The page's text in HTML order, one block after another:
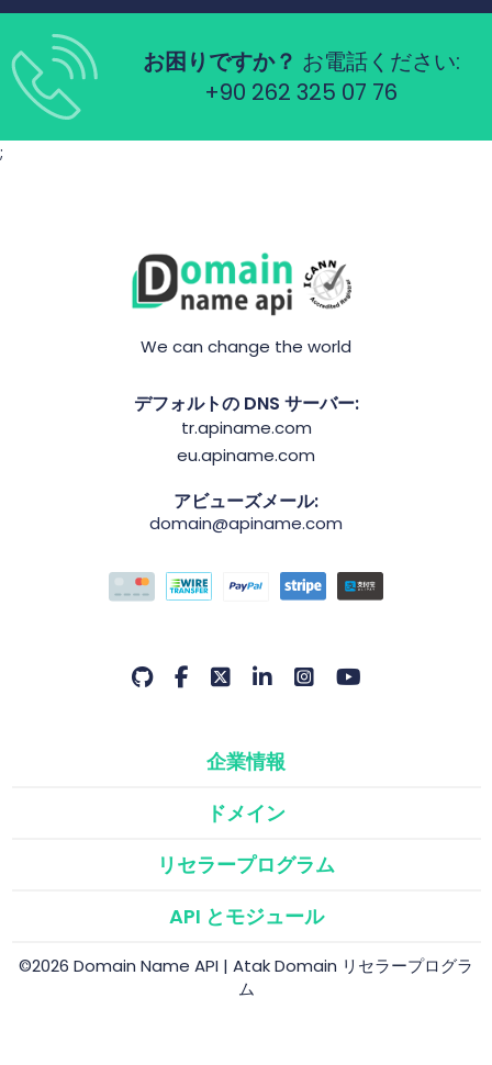
お困りですか？ お電話ください:
+90 262 325 07 76
;
We can change the world
デフォルトの DNS サーバー:
tr.apiname.com
eu.apiname.com
アビューズメール:
domain@apiname.com
企業情報
ドメイン
リセラープログラム
API とモジュール
©2026 Domain Name API | Atak Domain リセラープログラ
ム